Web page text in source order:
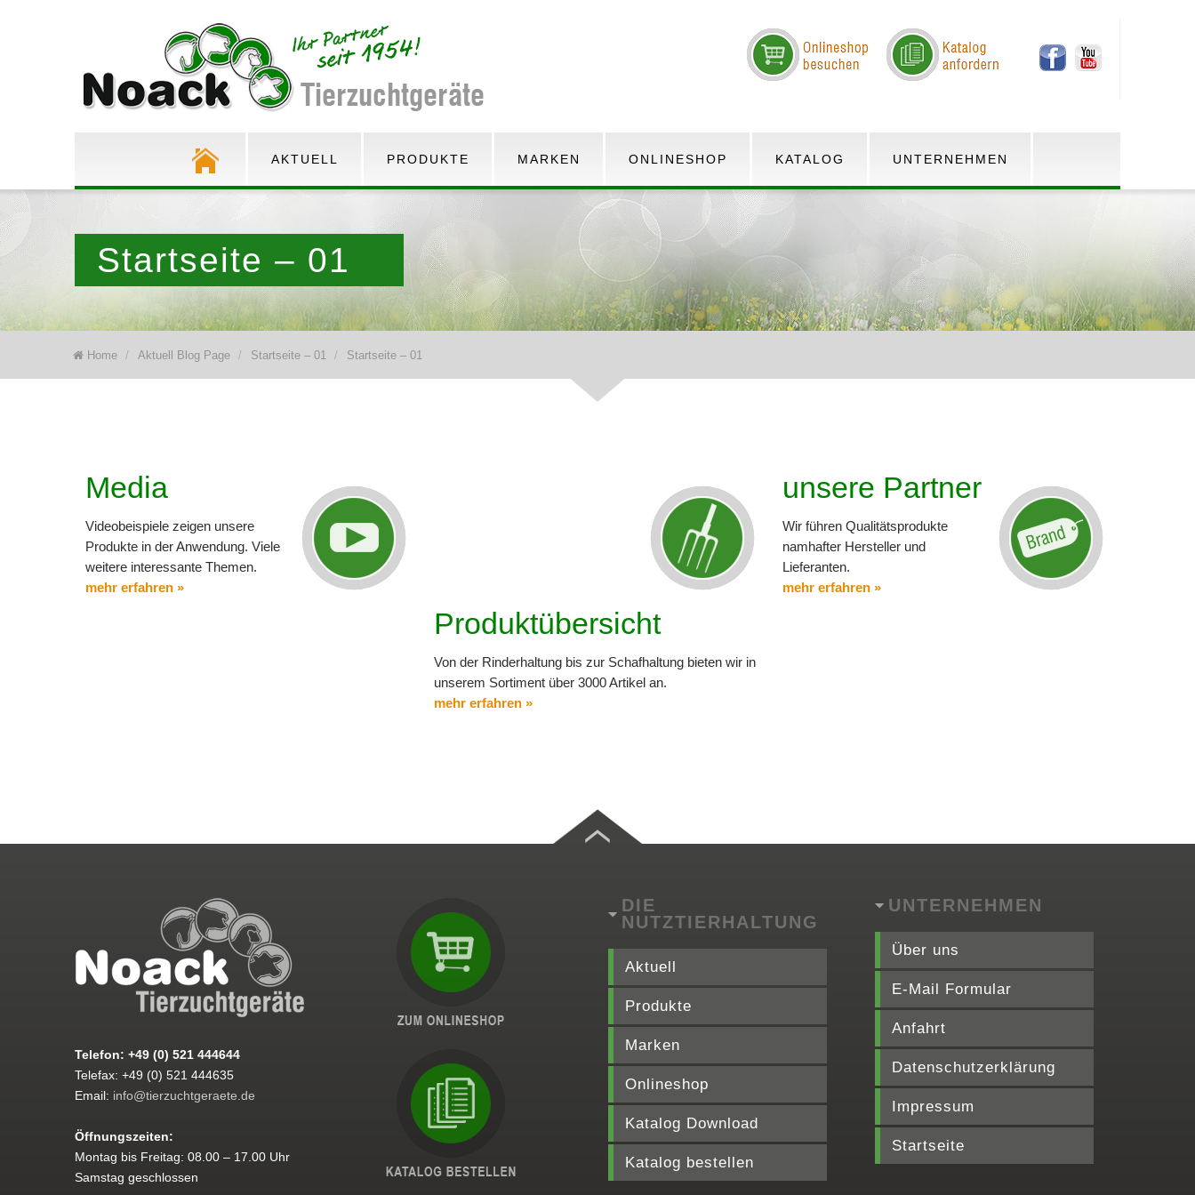
AKTUELL PRODUKTE MARKEN ONLINESHOP KATALOG UNTERNEHMEN
Startseite – 01
Home / Aktuell Blog Page / Startseite – 01 / Startseite – 01
Media
Videobeispiele zeigen unsere
Produkte in der Anwendung. Viele
weitere interessante Themen.
mehr erfahren »
Produktübersicht
Von der Rinderhaltung bis zur Schafhaltung bieten wir in
unserem Sortiment über 3000 Artikel an.
mehr erfahren »
unsere Partner
Wir führen Qualitätsprodukte
namhafter Hersteller und
Lieferanten.
mehr erfahren »
Telefon: +49 (0) 521 444644
Telefax: +49 (0) 521 444635
Email: info@tierzuchtgeraete.de
Öffnungszeiten:
Montag bis Freitag: 08.00 – 17.00 Uhr
Samstag geschlossen
DIE
NUTZTIERHALTUNG
Aktuell
Produkte
Marken
Onlineshop
Katalog Download
Katalog bestellen
UNTERNEHMEN
Über uns
E-Mail Formular
Anfahrt
Datenschutzerklärung
Impressum
Startseite